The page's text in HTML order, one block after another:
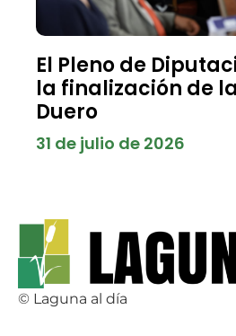
El Pleno de
la finalización de
Duero
31 de julio de 2026
© Laguna al día